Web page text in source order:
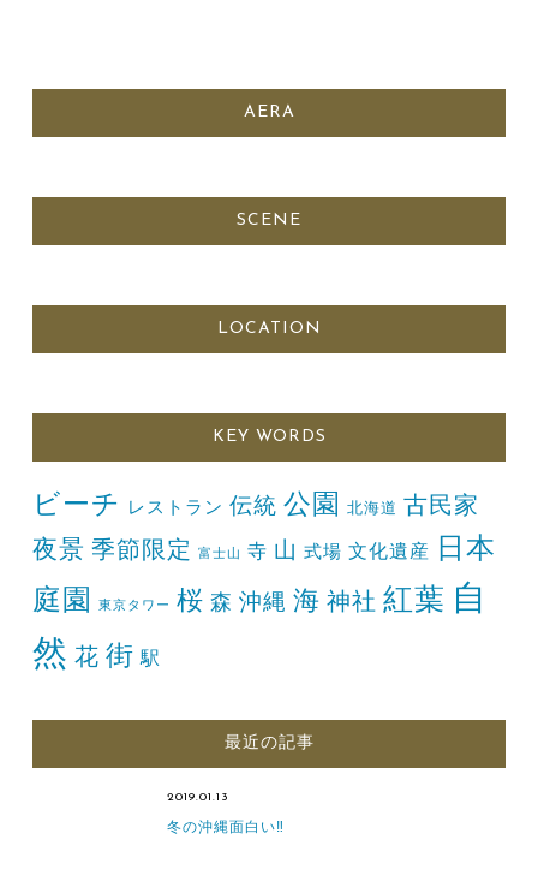
AERA
SCENE
LOCATION
KEY WORDS
ビーチ レストラン 伝統 公園 北海道 古民家
夜景 季節限定 富士山 寺 山 式場 文化遺産
日本
庭園
東京タワー 桜 森 沖縄 海 神社 紅葉 自
然 花 街 駅
最近の記事
2019.01.13
冬の沖縄面白い‼